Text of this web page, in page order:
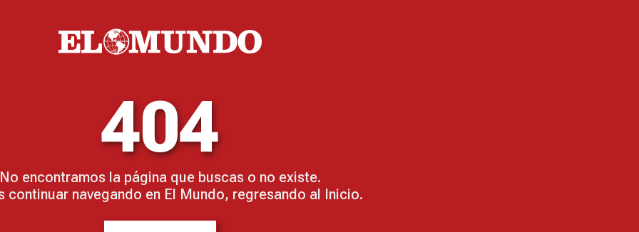
404
No encontramos la página que buscas o no existe.
continuar navegando en El Mundo, regresando al Inicio.